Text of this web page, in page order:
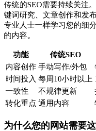
传统的SEO需要持续关注
键词研究、文章创作和发
专业人士一样学习您的细
的内容。
功能 传统SEO
内容创作 手动写作/外包
时间投入 每周10小时以上
一致性
不规律更新
转化重点 通用内容
为什么您的网站需要